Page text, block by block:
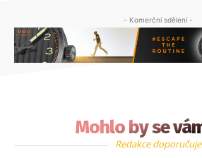
- Komerční sdělení -
Mohlo by se
Redakce doporučuje